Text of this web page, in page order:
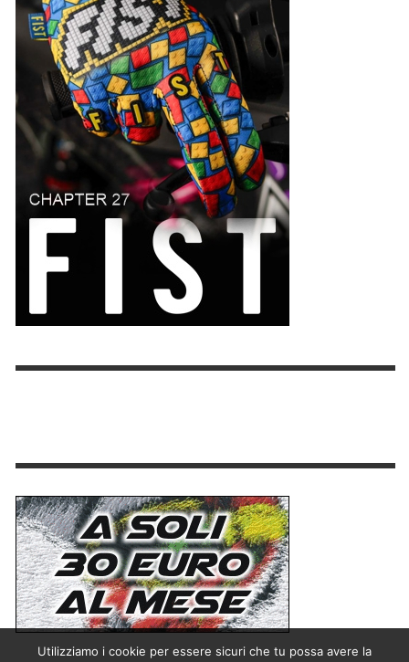
Utilizziamo i cookie per essere sicuri che tu possa avere la